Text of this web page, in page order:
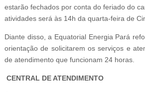
estarão fechados por conta do feriado do
atividades será às 14h da quarta-feira de
Diante disso, a Equatorial Energia Pará
orientação de solicitarem os serviços e
de atendimento que funcionam 24 horas.
CENTRAL DE ATENDIMENTO